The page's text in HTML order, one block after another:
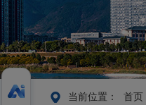
当前位置： 首页